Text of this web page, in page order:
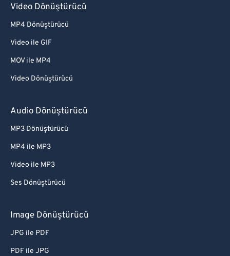
Video Dönüştürücü
MP4 Dönüştürücü
Video ile GIF
MOV ile MP4
Video Dönüştürücü
Audio Dönüştürücü
MP3 Dönüştürücü
MP4 ile MP3
Video ile MP3
Ses Dönüştürücü
Image Dönüştürücü
JPG ile PDF
PDF ile JPG